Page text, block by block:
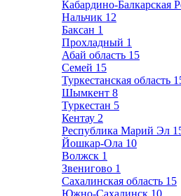
Кабардино-Балкарская
Нальчик 12
Баксан 1
Прохладный 1
Абай область 15
Семей 15
Туркестанская область
Шымкент 8
Туркестан 5
Кентау 2
Республика Марий Эл
Йошкар-Ола 10
Волжск 1
Звенигово 1
Сахалинская область 15
Южно-Сахалинск 10